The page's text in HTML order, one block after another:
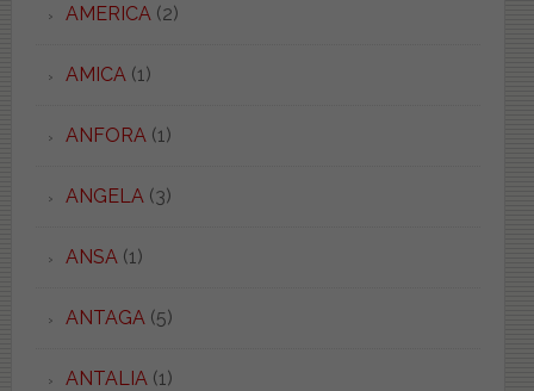
AMERICA (2)
AMICA (1)
ANFORA (1)
ANGELA (3)
ANSA (1)
ANTAGA (5)
ANTALIA (1)